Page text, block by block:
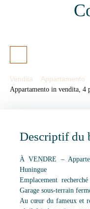
Vendita Appartamento
Appartamento in vendita, 4
Descriptif du
À VENDRE –
Huningue
Emplacement
Garage sous-terrain
Au cœur du fameux et